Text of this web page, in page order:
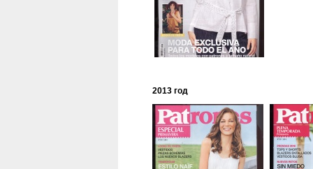
2013 год